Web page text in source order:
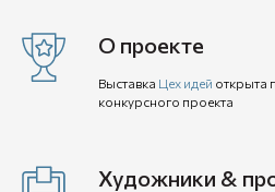
О проекте
Выставка Цех идей открыта
конкурсного проекта
Художники &